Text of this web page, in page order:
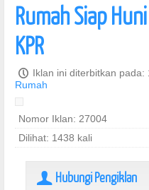
Rumah Siap
KPR
P Iklan ini diterbitkan pada:
Rumah
Nomor Iklan: 27004
Dilihat: 1438 kali
U Hubungi Pengiklan